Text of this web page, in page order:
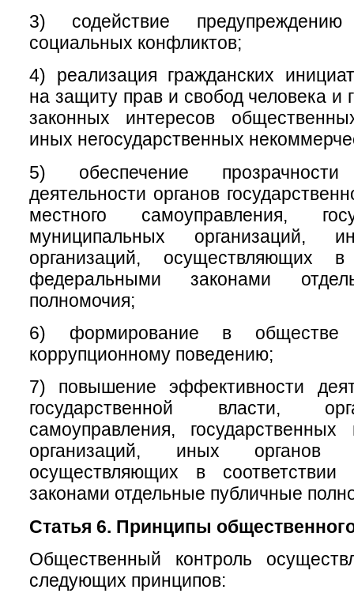
3) содействие
социальных конфликтов;
4) реализация гражданских
на защиту прав и свобод человека и
законных интересов
иных негосударственных
5) обеспечение
деятельности органов
местного самоуправления,
муниципальных организаций,
организаций, осуществляющих
федеральными законами
полномочия;
6) формирование в обществе
коррупционному поведению;
7) повышение эффективности
государственной власти,
самоуправления,
организаций, иных органов
осуществляющих в
законами отдельные публичные
Статья 6. Принципы
Общественный контроль
следующих принципов: